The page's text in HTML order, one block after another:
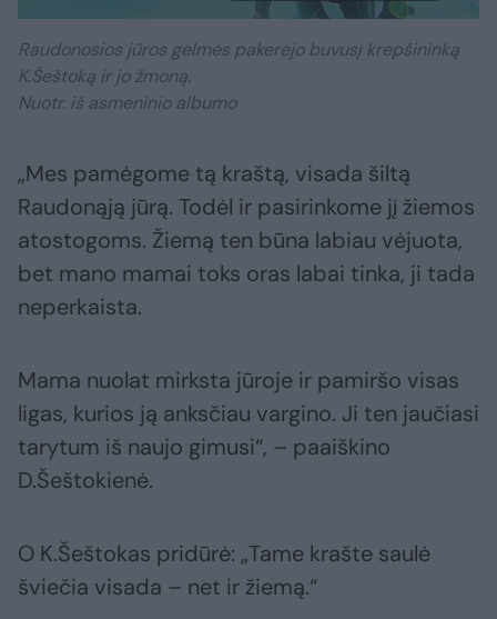
Raudonosios jūros gelmės pakerėjo buvusį krepšininką
K.Šeštoką ir jo žmoną.
Nuotr. iš asmeninio albumo
„Mes pamėgome tą kraštą, visada šiltą
Raudonąją jūrą. Todėl ir pasirinkome jį žiemos
atostogoms. Žiemą ten būna labiau vėjuota,
bet mano mamai toks oras labai tinka, ji tada
neperkaista.
Mama nuolat mirksta jūroje ir pamiršo visas
ligas, kurios ją anksčiau vargino. Ji ten jaučiasi
tarytum iš naujo gimusi“, – paaiškino
D.Šeštokienė.
O K.Šeštokas pridūrė: „Tame krašte saulė
šviečia visada – net ir žiemą.“